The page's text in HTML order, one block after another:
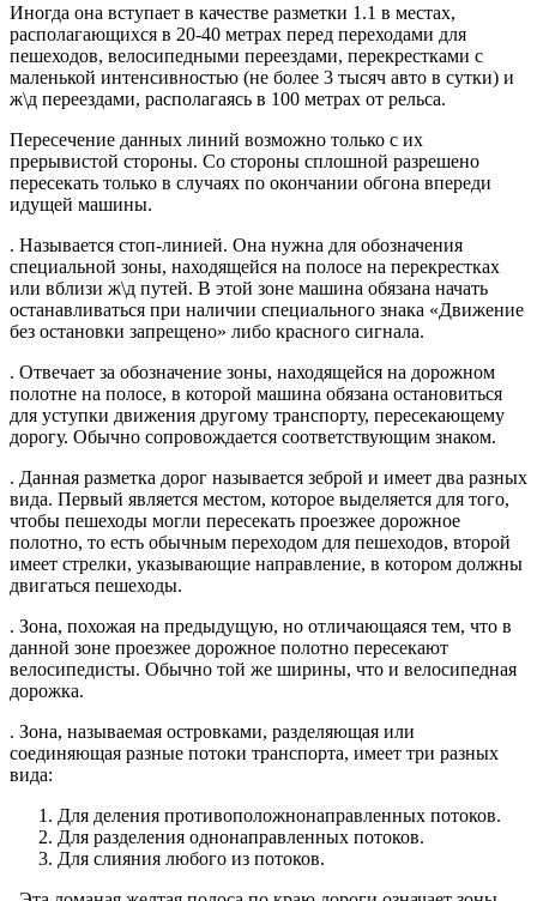
Иногда она вступает в качестве разметки 1.1 в местах,
располагающихся в 20-40 метрах перед переходами для
пешеходов, велосипедными переездами, перекрестками с
маленькой интенсивностью (не более 3 тысяч авто в сутки) и
ж\д переездами, располагаясь в 100 метрах от рельса.
Пересечение данных линий возможно только с их
прерывистой стороны. Со стороны сплошной разрешено
пересекать только в случаях по окончании обгона впереди
идущей машины.
. Называется стоп-линией. Она нужна для обозначения
специальной зоны, находящейся на полосе на перекрестках
или вблизи ж\д путей. В этой зоне машина обязана начать
останавливаться при наличии специального знака «Движение
без остановки запрещено» либо красного сигнала.
. Отвечает за обозначение зоны, находящейся на дорожном
полотне на полосе, в которой машина обязана остановиться
для уступки движения другому транспорту, пересекающему
дорогу. Обычно сопровождается соответствующим знаком.
. Данная разметка дорог называется зеброй и имеет два разных
вида. Первый является местом, которое выделяется для того,
чтобы пешеходы могли пересекать проезжее дорожное
полотно, то есть обычным переходом для пешеходов, второй
имеет стрелки, указывающие направление, в котором должны
двигаться пешеходы.
. Зона, похожая на предыдущую, но отличающаяся тем, что в
данной зоне проезжее дорожное полотно пересекают
велосипедисты. Обычно той же ширины, что и велосипедная
дорожка.
. Зона, называемая островками, разделяющая или
соединяющая разные потоки транспорта, имеет три разных
вида:
Для деления противоположнонаправленных потоков.
Для разделения однонаправленных потоков.
Для слияния любого из потоков.